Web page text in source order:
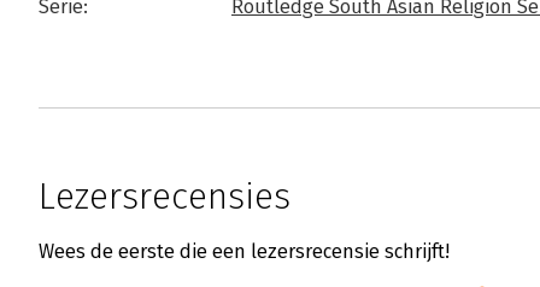
Serie:
Routledge South Asian Religion
Lezersrecensies
Wees de eerste die een lezersrecensie schrijft!